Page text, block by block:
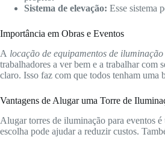
Sistema de elevação: Esse sistema
Importância em Obras e Eventos
A locação de equipamentos de
trabalhadores a ver bem e a trabalhar com
claro. Isso faz com que todos tenham uma
Vantagens de Alugar uma Torre de
Alugar torres de iluminação para eventos
escolha pode ajudar a reduzir custos.